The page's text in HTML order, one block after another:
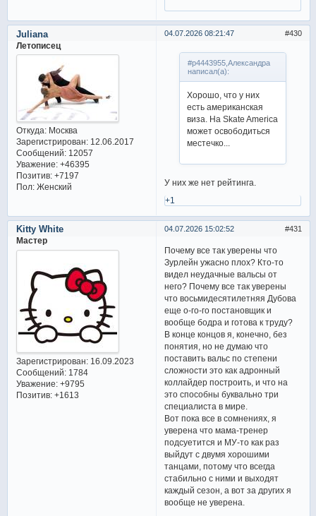
430
04.07.2026 08:21:47
Juliana
Летописец
Откуда:Москва
Зарегистрирован: 12.06.2017
Сообщений:12057
Уважение: +46395
Позитив: +7197
Пол:Женский
#p4443955,Александра
написал(а):
Хорошо, что у них
есть американская
виза. На Skate America
может освободиться
местечко...
У них же нет рейтинга.
+1
431
04.07.2026 15:02:52
Kitty White
Мастер
Зарегистрирован: 16.09.2023
Сообщений:1784
Уважение: +9795
Позитив: +1613
Почему все так уверены что
Зурлейн ужасно плох? Кто-то
видел неудачные вальсы от
него? Почему все так уверены
что восьмидесятилетняя Дубова
еще о-го-го постановщик и
вообще бодра и готова к труду?
В конце концов я, конечно, без
понятия, но не думаю что
поставить вальс по степени
сложности это как адронный
коллайдер построить, и что на
это способны буквально три
специалиста в мире.
Вот пока все в сомнениях, я
уверена что мама-тренер
подсуетится и МУ-то как раз
выйдут с двумя хорошими
танцами, потому что всегда
стабильно с ними и выходят
каждый сезон, а вот за других я
вообще не уверена.